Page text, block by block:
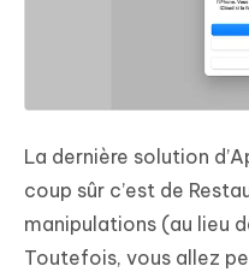
La dernière solution
coup sûr c’est de
manipulations (au lieu
Toutefois, vous allez